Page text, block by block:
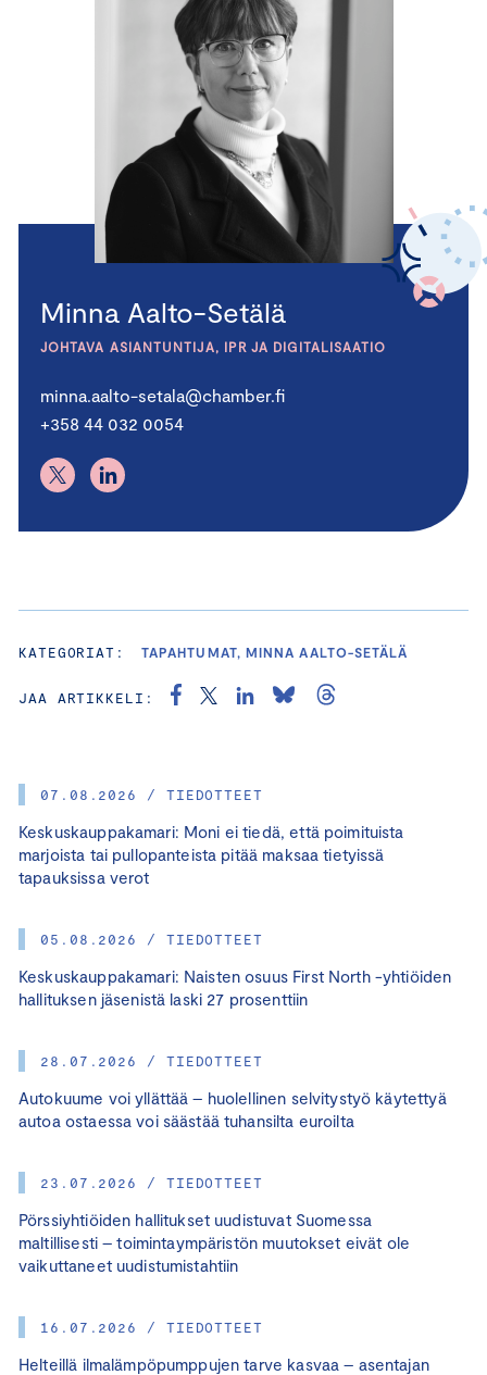
07.08.2026 / TIEDOTTEET
Keskuskauppakamari: Moni ei tiedä, että poimituista
marjoista tai pullopanteista pitää maksaa tietyissä
tapauksissa verot
05.08.2026 / TIEDOTTEET
Keskuskauppakamari: Naisten osuus First North -yhtiöiden
hallituksen jäsenistä laski 27 prosenttiin
28.07.2026 / TIEDOTTEET
Autokuume voi yllättää – huolellinen selvitystyö käytettyä
autoa ostaessa voi säästää tuhansilta euroilta
23.07.2026 / TIEDOTTEET
Pörssiyhtiöiden hallitukset uudistuvat Suomessa
maltillisesti – toimintaympäristön muutokset eivät ole
vaikuttaneet uudistumistahtiin
16.07.2026 / TIEDOTTEET
Helteillä ilmalämpöpumppujen tarve kasvaa – asentajan
Minna Aalto-Setälä
JOHTAVA ASIANTUNTIJA, IPR JA DIGITALISAATIO
minna.aalto-setala@chamber.fi
+358 44 032 0054
KATEGORIAT: TAPAHTUMAT, MINNA AALTO-SETÄLÄ
JAA ARTIKKELI: